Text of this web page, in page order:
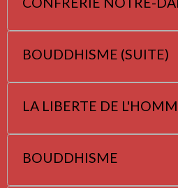
BOUDDHISME (SUITE)
LA LIBERTE DE
BOUDDHISME